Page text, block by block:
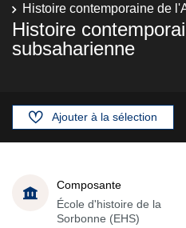
Histoire contemporaine de
Histoire
subsaharienne
Ajouter à la sélection
Composante
École d'histoire de la
Sorbonne (EHS)